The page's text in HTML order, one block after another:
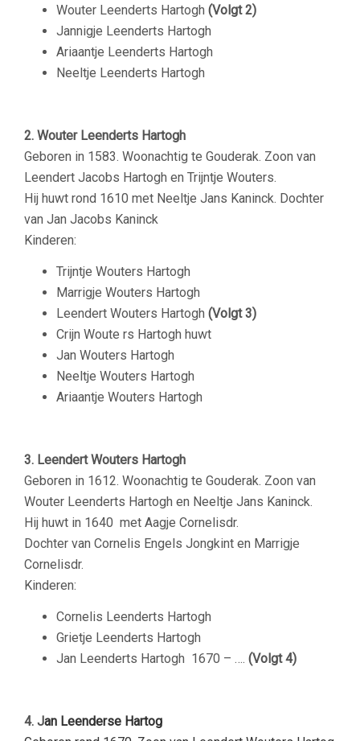
Wouter Leenderts Hartogh (Volgt 2)
Jannigje Leenderts Hartogh
Ariaantje Leenderts Hartogh
Neeltje Leenderts Hartogh
2. Wouter Leenderts Hartogh
Geboren in 1583. Woonachtig te Gouderak. Zoon van
Leendert Jacobs Hartogh en Trijntje Wouters.
Hij huwt rond 1610 met Neeltje Jans Kaninck. Dochter
van Jan Jacobs Kaninck
Kinderen:
Trijntje Wouters Hartogh
Marrigje Wouters Hartogh
Leendert Wouters Hartogh (Volgt 3)
Crijn Woute rs Hartogh huwt
Jan Wouters Hartogh
Neeltje Wouters Hartogh
Ariaantje Wouters Hartogh
3. Leendert Wouters Hartogh
Geboren in 1612. Woonachtig te Gouderak. Zoon van
Wouter Leenderts Hartogh en Neeltje Jans Kaninck.
Hij huwt in 1640 met Aagje Cornelisdr.
Dochter van Cornelis Engels Jongkint en Marrigje
Cornelisdr.
Kinderen:
Cornelis Leenderts Hartogh
Grietje Leenderts Hartogh
Jan Leenderts Hartogh 1670 – …. (Volgt 4)
4. Jan Leenderse Hartog